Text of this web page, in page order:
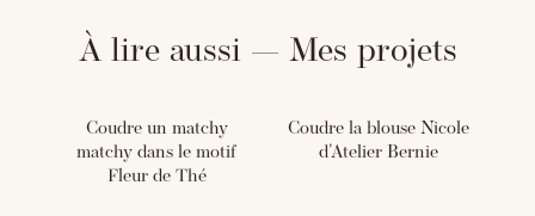
À lire aussi — Mes projets
Coudre un matchy
matchy dans le motif
Fleur de Thé
Coudre la blouse Nicole
d'Atelier Bernie